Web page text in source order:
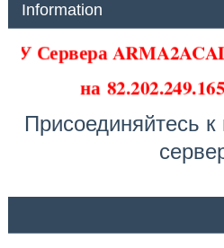
Information
У Сервера
на
Присоединяйтесь